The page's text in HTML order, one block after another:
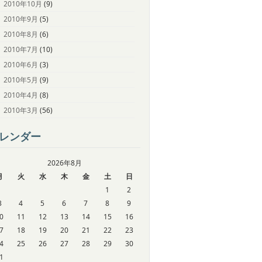
2010年10月 (9)
2010年9月 (5)
2010年8月 (6)
2010年7月 (10)
2010年6月 (3)
2010年5月 (9)
2010年4月 (8)
2010年3月 (56)
ンダー
2026年8月
火 水 木 金 土
日
1
2
4 5 6 7 8
9
11 12 13 14 15
16
18 19 20 21 22
23
25 26 27 28 29
30